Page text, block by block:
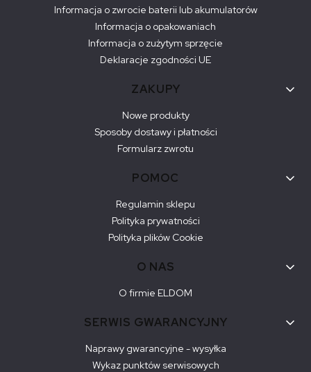
Informacja o zwrocie baterii lub akumulatorów
Informacja o opakowaniach
Informacja o zużytym sprzęcie
Deklaracje zgodności UE
ZAKUPY
Nowe produkty
Sposoby dostawy i płatności
Formularz zwrotu
POMOC
Regulamin sklepu
Polityka prywatności
Polityka plików Cookie
O NAS
O firmie ELDOM
SERWIS GWARANCYJNY
Naprawy gwarancyjne - wysyłka
Wykaz punktów serwisowych